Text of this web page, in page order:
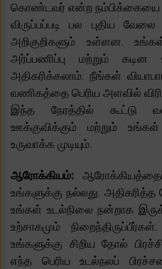
கொண்டவர் என்ற நம்பிக்கையை
விருப்பப்படி பல புதிய
அறிகுறிகளும் உள்ளன.
அர்ப்பணிப்பு மற்றும்
அதிகரிக்கலாம். நீங்கள்
வணிகத்தை பெரிய அளவில்
இந்த நேரத்தில் கூட்டு
ஊக்குவிக்கும் மற்றும்
உருவாக்க முடியும்.
ஆரோக்கியம்:
உங்களுக்கு நல்லது. அதிகரித்த
உங்கள் உடல்நிலை நன்றாக
உற்சாகமும்
உங்களுக்கு சிறிய தோல்
எந்த பெரிய உடல்நலப்